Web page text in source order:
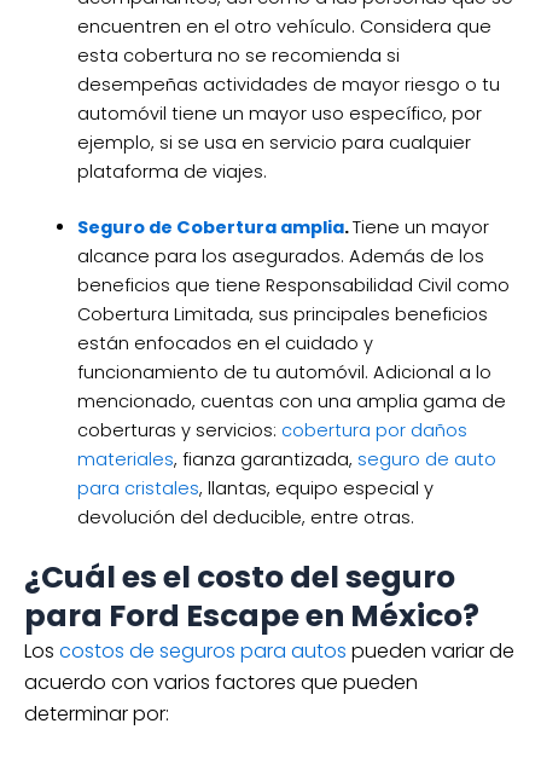
encuentren en el otro vehículo. Considera que
esta cobertura no se recomienda si
desempeñas actividades de mayor riesgo o tu
automóvil tiene un mayor uso específico, por
ejemplo, si se usa en servicio para cualquier
plataforma de viajes.
Seguro de Cobertura amplia.Tiene un mayor
alcance para los asegurados. Además de los
beneficios que tiene Responsabilidad Civil como
Cobertura Limitada, sus principales beneficios
están enfocados en el cuidado y
funcionamiento de tu automóvil. Adicional a lo
mencionado, cuentas con una amplia gama de
coberturas y servicios: cobertura por daños
materiales, fianza garantizada, seguro de auto
para cristales, llantas, equipo especial y
devolución del deducible, entre otras.
¿Cuál es el costo del seguro
para Ford Escape en México?
Los costos de seguros para autos pueden variar de
acuerdo con varios factores que pueden
determinar por: